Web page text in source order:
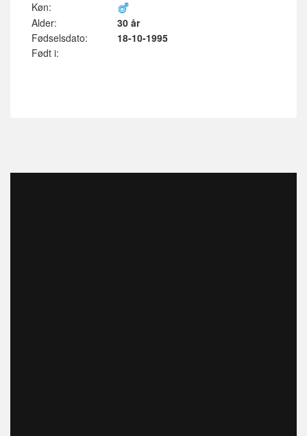
Køn:
Alder:
30 år
Fødselsdato:
18-10-1995
Født i: